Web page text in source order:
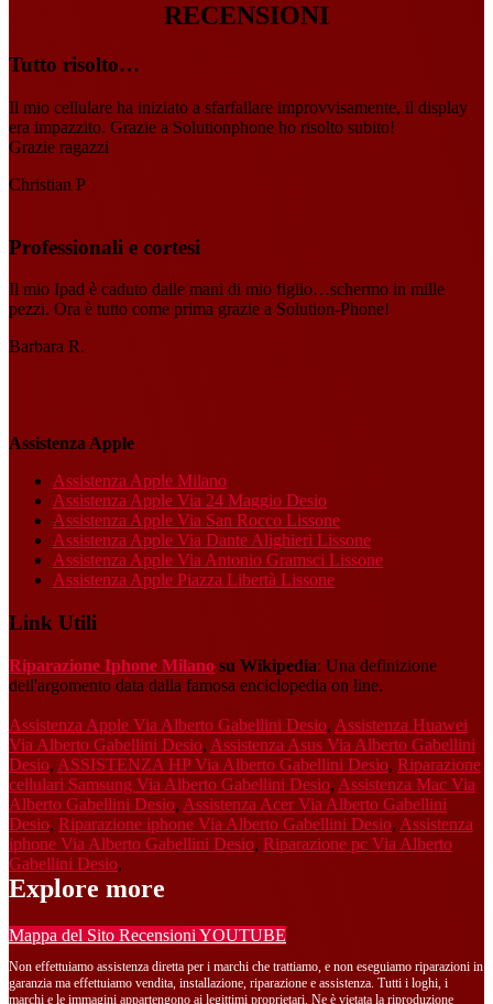
RECENSIONI
Tutto risolto…
Il mio cellulare ha iniziato a sfarfallare improvvisamente, il display
era impazzito. Grazie a Solutionphone ho risolto subito!
Grazie ragazzi
Christian P
Professionali e cortesi
Il mio Ipad è caduto dalle mani di mio figlio…schermo in mille
pezzi. Ora è tutto come prima grazie a Solution-Phone!
Barbara R.
Assistenza Apple
Assistenza Apple Milano
Assistenza Apple Via 24 Maggio Desio
Assistenza Apple Via San Rocco Lissone
Assistenza Apple Via Dante Alighieri Lissone
Assistenza Apple Via Antonio Gramsci Lissone
Assistenza Apple Piazza Libertà Lissone
Link Utili
Riparazione Iphone Milano su Wikipedia: Una definizione
dell'argomento data dalla famosa enciclopedia on line.
Assistenza Apple Via Alberto Gabellini Desio, Assistenza Huawei
Via Alberto Gabellini Desio, Assistenza Asus Via Alberto Gabellini
Desio, ASSISTENZA HP Via Alberto Gabellini Desio, Riparazione
cellulari Samsung Via Alberto Gabellini Desio, Assistenza Mac Via
Alberto Gabellini Desio, Assistenza Acer Via Alberto Gabellini
Desio, Riparazione iphone Via Alberto Gabellini Desio, Assistenza
iphone Via Alberto Gabellini Desio, Riparazione pc Via Alberto
Gabellini Desio,
Explore more
Mappa del Sito Recensioni YOUTUBE
Non effettuiamo assistenza diretta per i marchi che trattiamo, e non eseguiamo riparazioni in
garanzia ma effettuiamo vendita, installazione, riparazione e assistenza. Tutti i loghi, i
marchi e le immagini appartengono ai legittimi proprietari. Ne è vietata la riproduzione